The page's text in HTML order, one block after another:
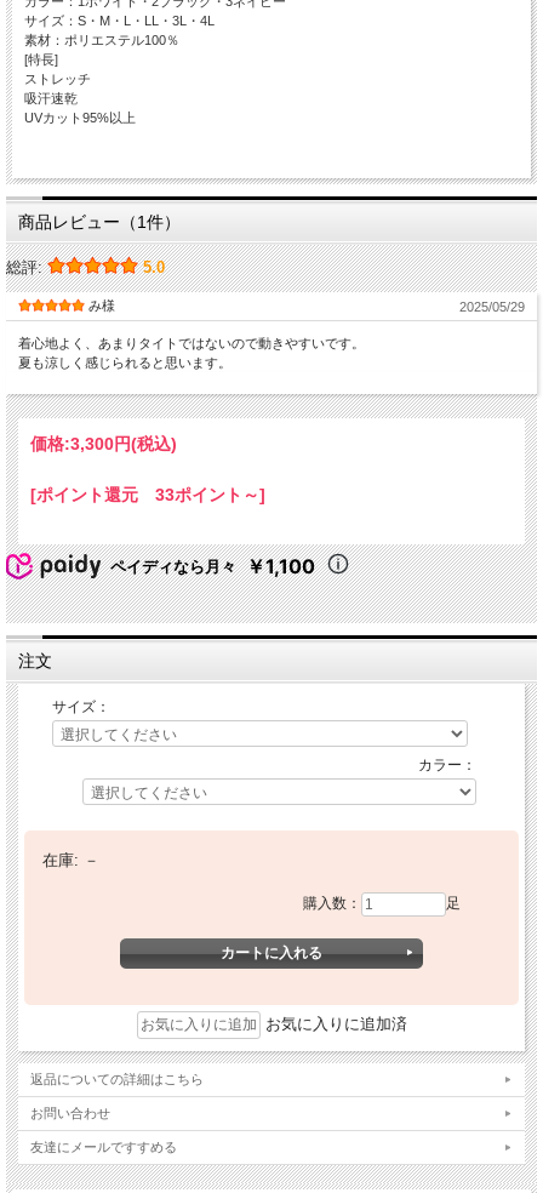
サイズ：S・M・L・LL・3L・4L
素材：ポリエステル100％
[特長]
ストレッチ
吸汗速乾
UVカット95%以上
商品レビュー（1件）
総評: 5.0
み様 2025/05/29
着心地よく、あまりタイトではないので動きやすいです。
夏も涼しく感じられると思います。
価格:3,300円(税込)
[ポイント還元 33ポイント～]
ペイディなら月々 ￥1,100
注文
サイズ：
カラー：
在庫: －
購入数： 足
お気に入りに追加済
返品についての詳細はこちら
お問い合わせ
友達にメールですすめる